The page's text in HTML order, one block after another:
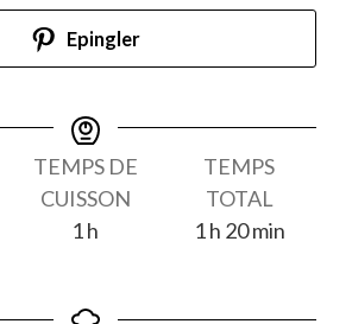
Epingler
TEMPS DE
CUISSON
1heure
h
TEMPS
TOTAL
1heure
h 20minutes
min